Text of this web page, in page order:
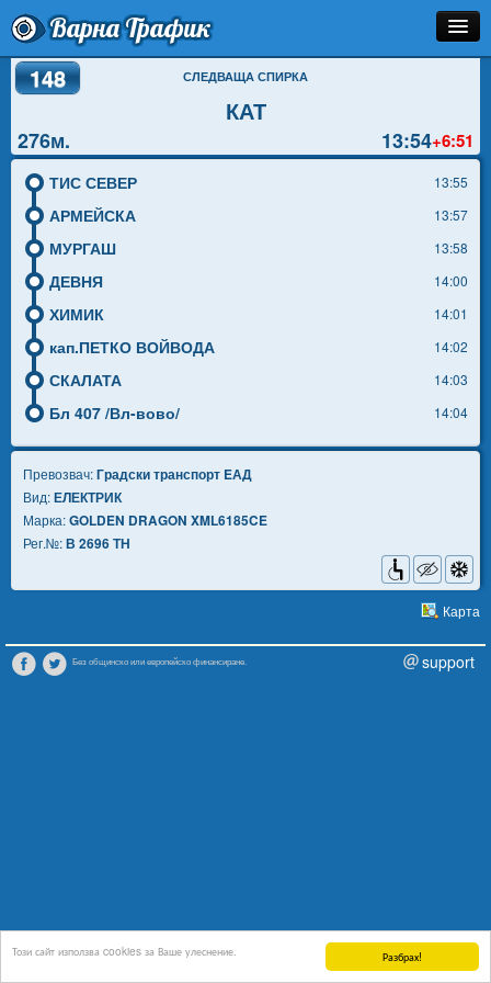
Разбрах!
Този сайт използва cookies за Ваше улеснение.
Варна Трафик
Спирка
Разписание
Как Да Стигна?
Инфо
148 СЛЕДВАЩА СПИРКА
КАТ
13:54+6:51
276м.
ТИС СЕВЕР 13:55
АРМЕЙСКА 13:57
МУРГАШ 13:58
ДЕВНЯ 14:00
ХИМИК 14:01
кап.ПЕТКО ВОЙВОДА 14:02
СКАЛАТА 14:03
Бл 407 /Вл-вово/ 14:04
Превозвач:Градски транспорт EАД
Вид:ЕЛЕКТРИК
Марка:GOLDEN DRAGON XML6185CE
Рег.№:В 2696 ТН
Карта
Без общинско или европейско финансиране. support